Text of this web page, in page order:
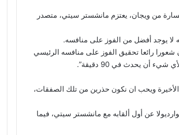
من ويجان، يعتزم مانشستر سيتي، متصدر
لا يوجد أفضل من الفوز على منافسه.
رائعا تحقيق الفوز على منافسه الرئيسي
أن يحدث في 90 دقيقة”.
ويحب ان نكون حذرين من تلك الصفقات،
عن أول ألقابه مع مانشستر سيتي، فيما